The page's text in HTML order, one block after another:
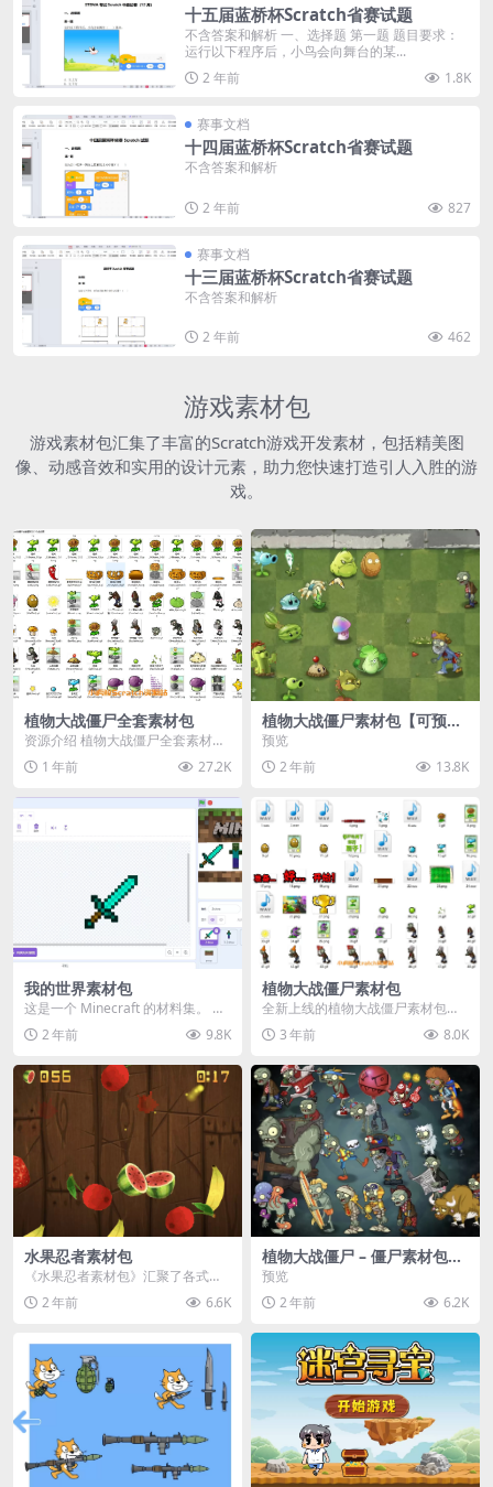
十五届蓝桥杯Scratch省赛试题
不含答案和解析 一、选择题 第一题 题目要求：
运行以下程序后，小鸟会向舞台的某...
2 年前
1.8K
赛事文档
十四届蓝桥杯Scratch省赛试题
不含答案和解析
2 年前 827
赛事文档
十三届蓝桥杯Scratch省赛试题
不含答案和解析
2 年前 462
游戏素材包
游戏素材包汇集了丰富的Scratch游戏开发素材，包括精美图
像、动感音效和实用的设计元素，助力您快速打造引人入胜的游
戏。
植物大战僵尸全套素材包
资源介绍 植物大战僵尸全套素材
包，包含227个丰富多样的素材，
涵盖角色、背景、动...
1 年前 27.2K
植物大战僵尸素材包【可预
览】
预览
2 年前
13.8K
我的世界素材包
这是一个 Minecraft 的材料集。 操
作方法如下： 工具 → 右箭头 怪物...
2 年前 9.8K
植物大战僵尸素材包
全新上线的植物大战僵尸素材包，
内含48个精选资源，涵盖角色、场
景、音效等多样内容...
3 年前 8.0K
水果忍者素材包
《水果忍者素材包》汇聚了各式鲜
美诱人的水果图像与清脆悦耳的切
割音效，专为追求极致...
2 年前 6.6K
植物大战僵尸 – 僵尸素材包
【可预览】
预览
2 年前
6.2K